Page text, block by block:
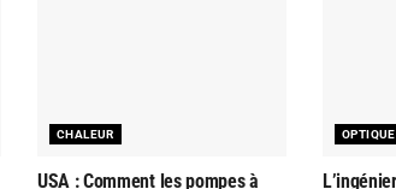
CHALEUR
USA : Comment les pompes à
OPTIQUE